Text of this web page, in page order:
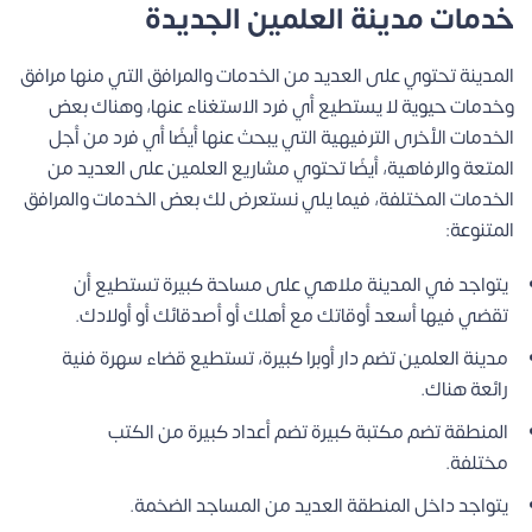
خدمات مدينة العلمين الجديدة
المدينة تحتوي على العديد من الخدمات والمرافق التي منها مرافق
وخدمات حيوية لا يستطيع أي فرد الاستغناء عنها، وهناك بعض
الخدمات الأخرى الترفيهية التي يبحث عنها أيضًا أي فرد من أجل
المتعة والرفاهية، أيضًا تحتوي مشاريع العلمين على العديد من
الخدمات المختلفة، فيما يلي نستعرض لك بعض الخدمات والمرافق
المتنوعة:
يتواجد في المدينة ملاهي على مساحة كبيرة تستطيع أن
تقضي فيها أسعد أوقاتك مع أهلك أو أصدقائك أو أولادك.
مدينة العلمين تضم دار أوبرا كبيرة، تستطيع قضاء سهرة فنية
رائعة هناك.
المنطقة تضم مكتبة كبيرة تضم أعداد كبيرة من الكتب
مختلفة.
يتواجد داخل المنطقة العديد من المساجد الضخمة.